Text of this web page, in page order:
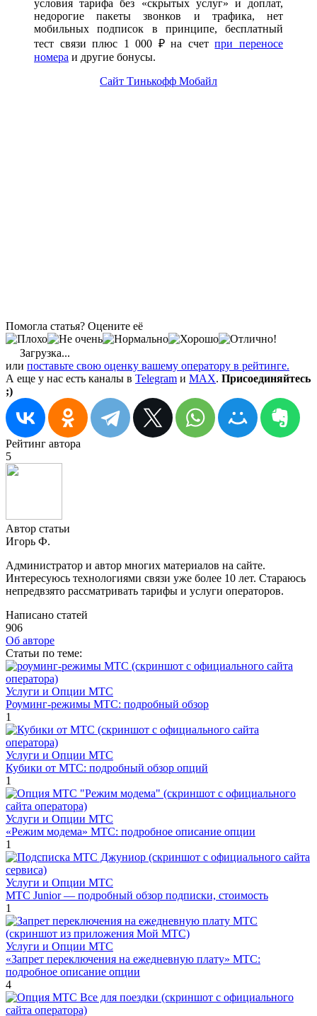
условия тарифа без «скрытых услуг» и доплат,
недорогие пакеты звонков и трафика, нет
мобильных подписок в принципе, бесплатный
тест связи плюс 1 000 ₽ на счетпри переносе
номера и другие бонусы.
Сайт Тинькофф Мобайл
Помогла статья? Оцените её
Загрузка...
или поставьте свою оценку вашему оператору в рейтинге.
А еще у нас есть каналы в Telegram и MAX. Присоединяйтесь
;)
Рейтинг автора
5
Автор статьи
Игорь Ф.
Администратор и автор многих материалов на сайте.
Интересуюсь технологиями связи уже более 10 лет. Стараюсь
непредвзято рассматривать тарифы и услуги операторов.
Написано статей
906
Об авторе
Cтатьи по теме:
Услуги и Опции МТС
Роуминг-режимы МТС: подробный обзор
1
Услуги и Опции МТС
Кубики от МТС: подробный обзор опций
1
Услуги и Опции МТС
«Режим модема» МТС: подробное описание опции
1
Услуги и Опции МТС
МТС Junior — подробный обзор подписки, стоимость
1
Услуги и Опции МТС
«Запрет переключения на ежедневную плату» МТС:
подробное описание опции
4